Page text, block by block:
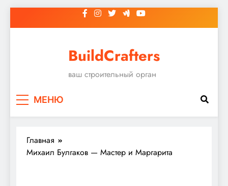
к
BuildCrafters
ваш строительный орган
МЕНЮ
Главная
Михаил Булгаков — Мастер и Маргарита